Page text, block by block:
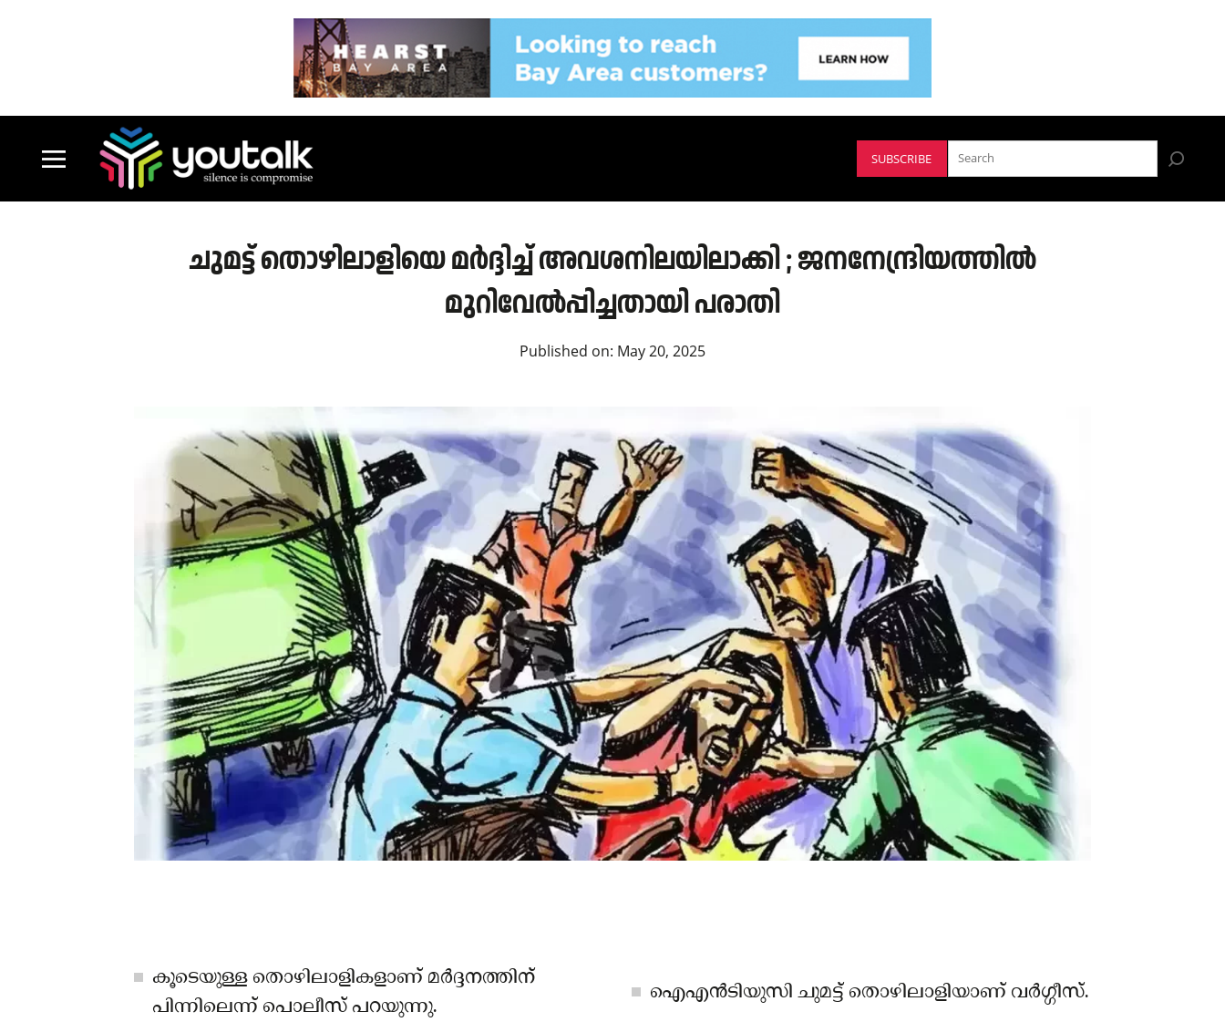
SUBSCRIBE
ചുമട്ട് തൊഴിലാളിയെ മർദ്ദിച്ച് അവശനിലയിലാക്കി ; ജനനേന്ദ്രിയത്തിൽ
മുറിവേൽപ്പിച്ചതായി പരാതി
Published on: May 20, 2025
കൂടെയുള്ള തൊഴിലാളികളാണ് മർദ്ദനത്തിന്
പിന്നിലെന്ന് പൊലീസ് പറയുന്നു.
ഐഎൻടിയുസി ചുമട്ട് തൊഴിലാളിയാണ് വർഗ്ഗീസ്.